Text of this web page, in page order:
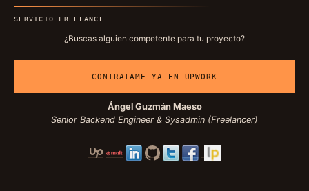
SERVICIO FREELANCE
¿Buscas alguien competente para tu proyecto?
CONTRATAME YA EN UPWORK
Ángel Guzmán Maeso
Senior Backend Engineer & Sysadmin (Freelancer)